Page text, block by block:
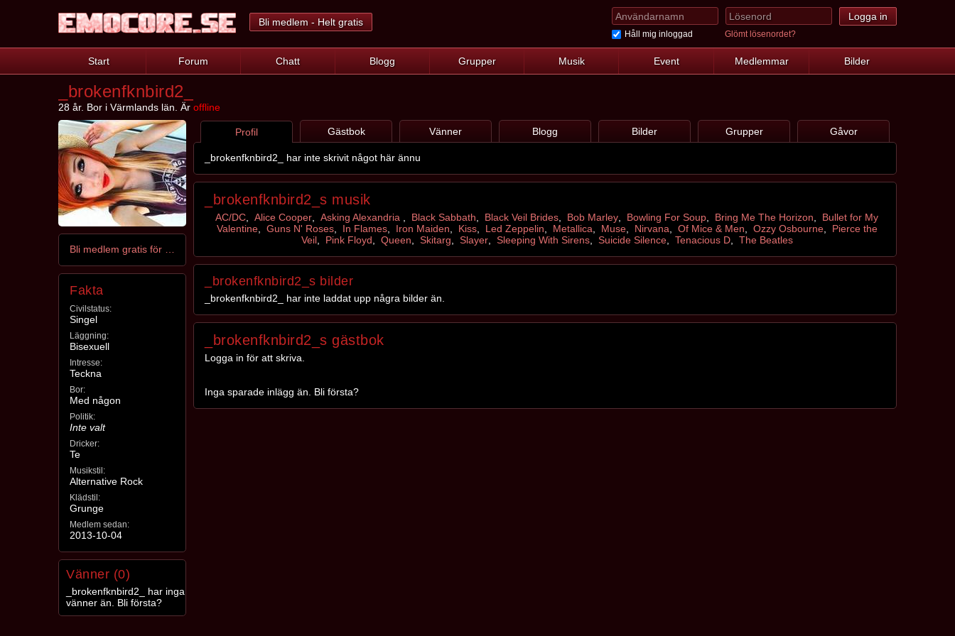
Bli medlem - Helt gratis
Håll mig inloggad Glömt lösenordet?
Start Forum Chatt Blogg Grupper Musik Event Medlemmar Bilder
_brokenfknbird2_
28 år. Bor i Värmlands län. Är offline
Fakta
Civilstatus:
Singel
Läggning:
Bisexuell
Intresse:
Teckna
Bor:
Med någon
Politik:
Inte valt
Dricker:
Te
Musikstil:
Alternative Rock
Klädstil:
Grunge
Medlem sedan:
2013-10-04
Vänner (0)
_brokenfknbird2_ har inga
vänner än. Bli första?
Profil Gästbok Vänner Blogg Bilder Grupper Gåvor
_brokenfknbird2_ har inte skrivit något här ännu
_brokenfknbird2_s musik
AC/DC Alice Cooper Asking Alexandria Black Sabbath Black Veil Brides Bob Marley Bowling For Soup Bring Me The Horizon
Bullet for My
Valentine, Guns N' Roses, In Flames, Iron Maiden Kiss, Led Zeppelin Metallica Muse, Nirvana Of Mice & Men Ozzy Osbourne, Pierce the
Veil, Pink Floyd Queen Skitarg Slayer, Sleeping With Sirens, Suicide Silence, Tenacious D, The Beatles
_brokenfknbird2_s bilder
_brokenfknbird2_ har inte laddat upp några bilder än.
_brokenfknbird2_s gästbok
Logga in för att skriva.
Inga sparade inlägg än. Bli första?